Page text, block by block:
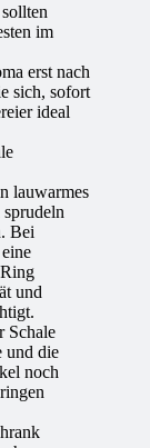
im
erst nach
sich, sofort
ideal
lauwarmes
sprudeln
Bei
und
Schale
und die
noch